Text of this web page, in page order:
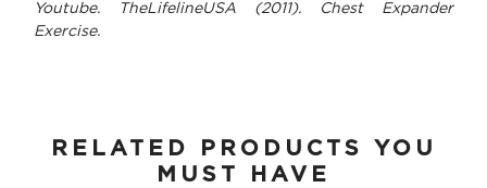
Youtube. TheLifelineUSA (2011). Chest Expander
Exercise.
RELATED PRODUCTS YOU
MUST HAVE